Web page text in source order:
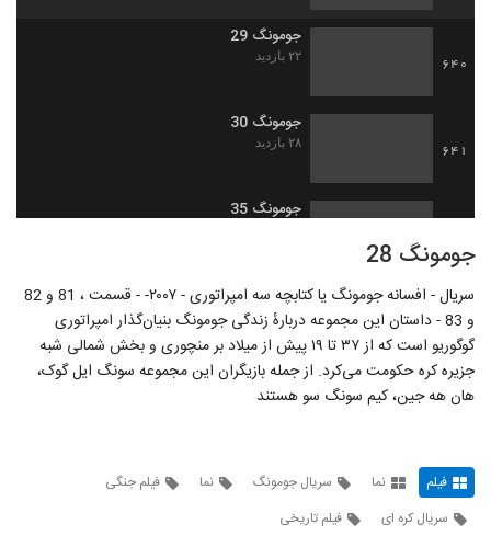
640
جومونگ 29
۲۲ بازدید
641
جومونگ 30
۲۸ بازدید
جومونگ 35
643
پسری از بهشت
۳۲ بازدید
جومونگ 38
۳۳ بازدید
645
امپراطور بادها 1
۳۳ بازدید
جومونگ 28
سریال - افسانه جومونگ یا کتابچه سه امپراتوری - ۲۰۰۷- - قسمت ، 81 و 82
و 83 - داستان این مجموعه دربارهٔ زندگی جومونگ بنیان‌گذار امپراتوری
گوگوریو است که از ۳۷ تا ۱۹ پیش از میلاد بر منچوری و بخش شمالی شبه
جزیره کره حکومت می‌کرد. از جمله بازیگران این مجموعه سونگ ایل گوک،
هان هه جین، کیم سونگ سو هستند
فیلم نما سریال جومونگ نما
فیلم جنگی
سریال کره ای
فیلم تاریخی